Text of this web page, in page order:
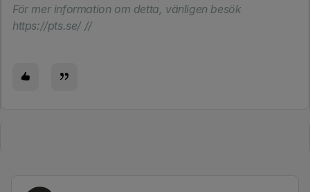
För mer information om detta, vänligen besök
https://pts.se/ //